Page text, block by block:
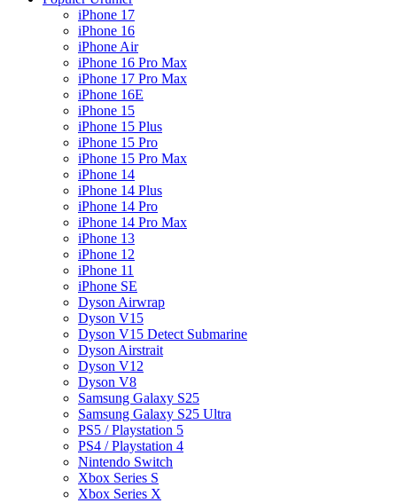
iPhone 17
iPhone 16
iPhone Air
iPhone 16 Pro Max
iPhone 17 Pro Max
iPhone 16E
iPhone 15
iPhone 15 Plus
iPhone 15 Pro
iPhone 15 Pro Max
iPhone 14
iPhone 14 Plus
iPhone 14 Pro
iPhone 14 Pro Max
iPhone 13
iPhone 12
iPhone 11
iPhone SE
Dyson Airwrap
Dyson V15
Dyson V15 Detect Submarine
Dyson Airstrait
Dyson V12
Dyson V8
Samsung Galaxy S25
Samsung Galaxy S25 Ultra
PS5 / Playstation 5
PS4 / Playstation 4
Nintendo Switch
Xbox Series S
Xbox Series X